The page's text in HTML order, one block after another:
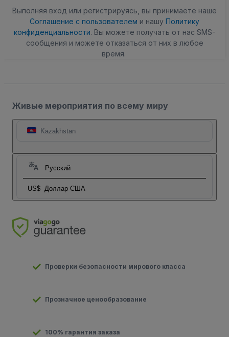
Выполняя вход или регистрируясь, вы принимаете наше
Соглашение с пользователем и нашу Политику
конфиденциальности. Вы можете получать от нас SMS-
сообщения и можете отказаться от них в любое
время.
Живые мероприятия по всему миру
Kazakhstan
Русский
US$ Доллар США
Проверки безопасности мирового класса
Прозначное ценообразование
100% гарантия заказа